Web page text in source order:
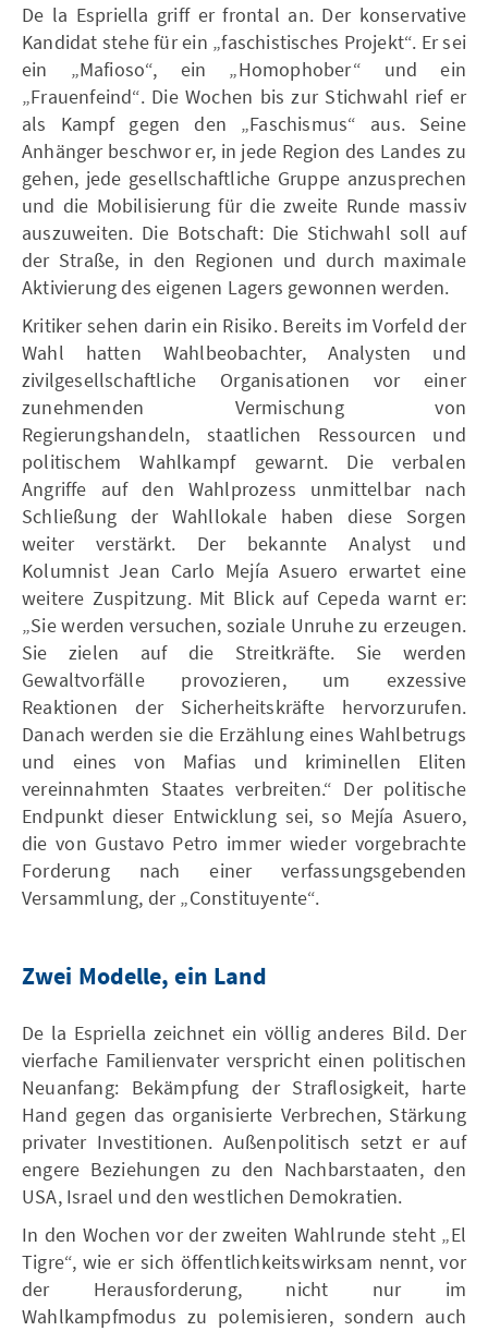
De la Espriella griff er frontal an. Der konservative
Kandidat stehe für ein „faschistisches Projekt“. Er sei
ein „Mafioso“, ein „Homophober“ und ein
„Frauenfeind“. Die Wochen bis zur Stichwahl rief er
als Kampf gegen den „Faschismus“ aus. Seine
Anhänger beschwor er, in jede Region des Landes zu
gehen, jede gesellschaftliche Gruppe anzusprechen
und die Mobilisierung für die zweite Runde massiv
auszuweiten. Die Botschaft: Die Stichwahl soll auf
der Straße, in den Regionen und durch maximale
Aktivierung des eigenen Lagers gewonnen werden.
Kritiker sehen darin ein Risiko. Bereits im Vorfeld der
Wahl hatten Wahlbeobachter, Analysten und
zivilgesellschaftliche Organisationen vor einer
zunehmenden Vermischung von
Regierungshandeln, staatlichen Ressourcen und
politischem Wahlkampf gewarnt. Die verbalen
Angriffe auf den Wahlprozess unmittelbar nach
Schließung der Wahllokale haben diese Sorgen
weiter verstärkt. Der bekannte Analyst und
Kolumnist Jean Carlo Mejía Asuero erwartet eine
weitere Zuspitzung. Mit Blick auf Cepeda warnt er:
„Sie werden versuchen, soziale Unruhe zu erzeugen.
Sie zielen auf die Streitkräfte. Sie werden
Gewaltvorfälle provozieren, um exzessive
Reaktionen der Sicherheitskräfte hervorzurufen.
Danach werden sie die Erzählung eines Wahlbetrugs
und eines von Mafias und kriminellen Eliten
vereinnahmten Staates verbreiten.“ Der politische
Endpunkt dieser Entwicklung sei, so Mejía Asuero,
die von Gustavo Petro immer wieder vorgebrachte
Forderung nach einer verfassungsgebenden
Versammlung, der „Constituyente“.
Zwei Modelle, ein Land
De la Espriella zeichnet ein völlig anderes Bild. Der
vierfache Familienvater verspricht einen politischen
Neuanfang: Bekämpfung der Straflosigkeit, harte
Hand gegen das organisierte Verbrechen, Stärkung
privater Investitionen. Außenpolitisch setzt er auf
engere Beziehungen zu den Nachbarstaaten, den
USA, Israel und den westlichen Demokratien.
In den Wochen vor der zweiten Wahlrunde steht „El
Tigre“, wie er sich öffentlichkeitswirksam nennt, vor
der Herausforderung, nicht nur im
Wahlkampfmodus zu polemisieren, sondern auch